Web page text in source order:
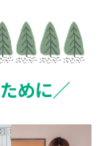
めに／